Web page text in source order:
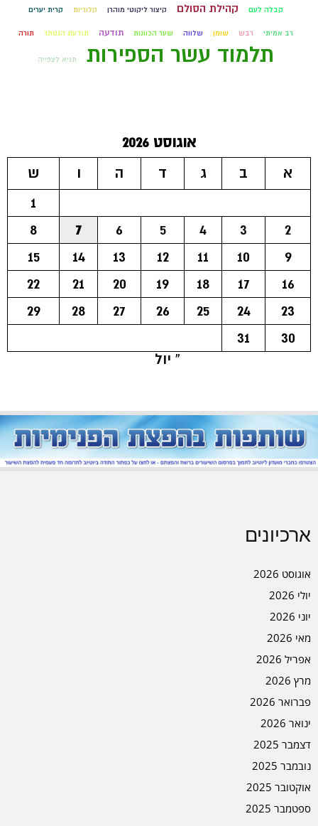
קבלה לעם קהילת הסולם קיצור ליקוטי מוהרן קלוריות קרית יערים
רב אמיתי רבש שומן שלווה שער הכוונות תודעה תודעת הנסתר תורה
תלמוד עשר הספירות תניא לצפייה
אוגוסט 2026
א
ב ג ד ה ו
ש
1
2
3
4
5
6
7
8
9
10
11
12
13
14
15
16
17
18
19
20
21
22
23
24
25
26
27
28
29
30
31
« יול
ארכיונים
אוגוסט 2026
יולי 2026
יוני 2026
מאי 2026
אפריל 2026
מרץ 2026
פברואר 2026
ינואר 2026
דצמבר 2025
נובמבר 2025
אוקטובר 2025
ספטמבר 2025